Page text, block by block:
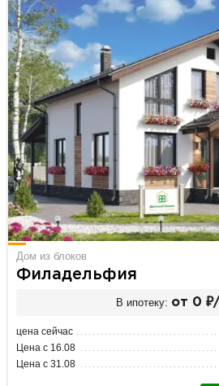
Дом из блоков
Филадельфия
В ипотеку: от 0
цена сейчас
Цена с 16.08
Цена с 31.08